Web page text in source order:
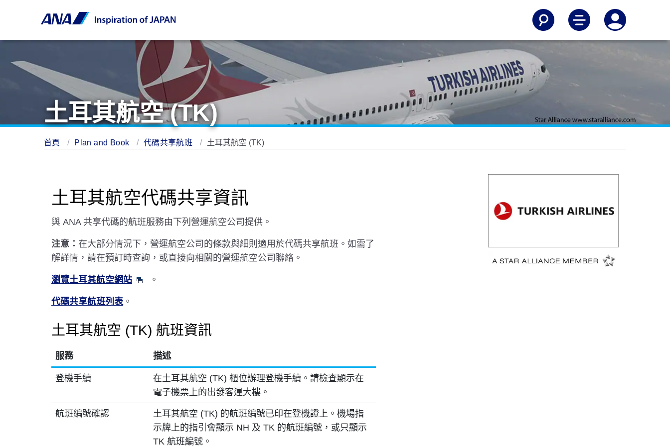
土耳其航空 (TK)
首頁 Plan and Book 代碼共享航班 土耳其航空 (TK)
土耳其航空代碼共享資訊
與 ANA 共享代碼的航班服務由下列營運航空公司提供。
注意： 在大部分情況下，營運航空公司的條款與細則適用於代碼共享航班。如需了
解詳情，請在預訂時查詢，或直接向相關的營運航空公司聯絡。
瀏覽土耳其航空網站 。
代碼共享航班列表。
土耳其航空 (TK) 航班資訊
服務 描述
登機手續
在土耳其航空 (TK) 櫃位辦理登機手續。請檢查顯示在
電子機票上的出發客運大樓。
航班編號確認
土耳其航空 (TK) 的航班編號已印在登機證上。機場指
示牌上的指引會顯示 NH 及 TK 的航班編號，或只顯示
TK 航班編號。